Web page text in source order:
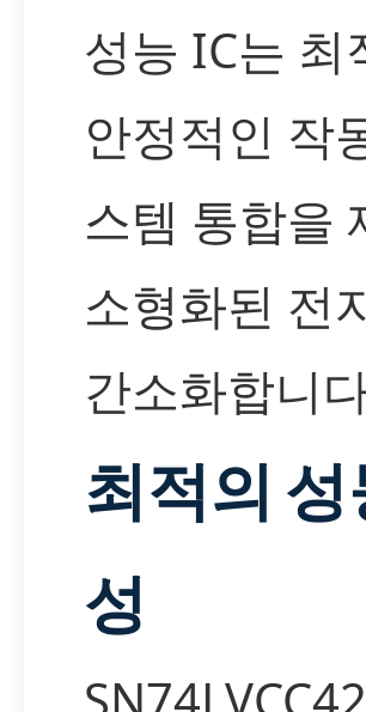
성능 IC는
안정적인 작
스템 통합을
소형화된 전
간소화합니
최적의
성